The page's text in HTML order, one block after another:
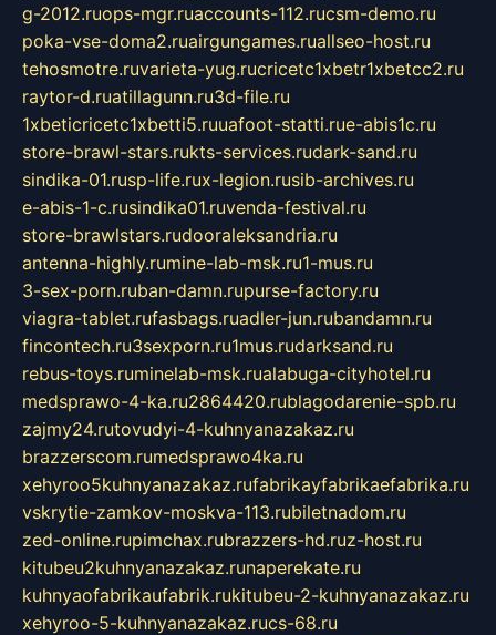
g-2012.ruops-mgr.ruaccounts-112.rucsm-demo.ru
poka-vse-doma2.ruairgungames.ruallseo-host.ru
tehosmotre.ruvarieta-yug.rucricetc1xbetr1xbetcc2.ru
raytor-d.ruatillagunn.ru3d-file.ru
1xbeticricetc1xbetti5.ruuafoot-statti.rue-abis1c.ru
store-brawl-stars.rukts-services.rudark-sand.ru
sindika-01.rusp-life.rux-legion.rusib-archives.ru
e-abis-1-c.rusindika01.ruvenda-festival.ru
store-brawlstars.rudooraleksandria.ru
antenna-highly.rumine-lab-msk.ru1-mus.ru
3-sex-porn.ruban-damn.rupurse-factory.ru
viagra-tablet.rufasbags.ruadler-jun.rubandamn.ru
fincontech.ru3sexporn.ru1mus.rudarksand.ru
rebus-toys.ruminelab-msk.rualabuga-cityhotel.ru
medsprawo-4-ka.ru2864420.rublagodarenie-spb.ru
zajmy24.rutovudyi-4-kuhnyanazakaz.ru
brazzerscom.rumedsprawo4ka.ru
xehyroo5kuhnyanazakaz.rufabrikayfabrikaefabrika.ru
vskrytie-zamkov-moskva-113.rubiletnadom.ru
zed-online.rupimchax.rubrazzers-hd.ruz-host.ru
kitubeu2kuhnyanazakaz.runaperekate.ru
kuhnyaofabrikaufabrik.rukitubeu-2-kuhnyanazakaz.ru
xehyroo-5-kuhnyanazakaz.rucs-68.ru